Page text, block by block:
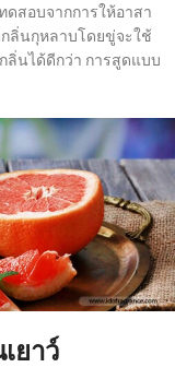
สอบจากการให้อาสา
ลิ่นกุหลาบโดยขู่จะใช้
ลิ่นได้ดีกว่า การสูดแบบ
ยาว์